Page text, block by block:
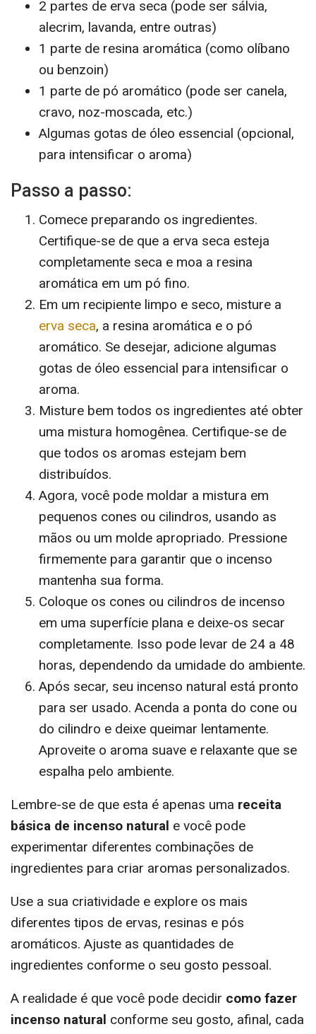
2 partes de erva seca (pode ser sálvia,
alecrim, lavanda, entre outras)
1 parte de resina aromática (como olíbano
ou benzoin)
1 parte de pó aromático (pode ser canela,
cravo, noz-moscada, etc.)
Algumas gotas de óleo essencial (opcional,
para intensificar o aroma)
Passo a passo:
Comece preparando os ingredientes.
Certifique-se de que a erva seca esteja
completamente seca e moa a resina
aromática em um pó fino.
Em um recipiente limpo e seco, misture a
erva seca, a resina aromática e o pó
aromático. Se desejar, adicione algumas
gotas de óleo essencial para intensificar o
aroma.
Misture bem todos os ingredientes até obter
uma mistura homogênea. Certifique-se de
que todos os aromas estejam bem
distribuídos.
Agora, você pode moldar a mistura em
pequenos cones ou cilindros, usando as
mãos ou um molde apropriado. Pressione
firmemente para garantir que o incenso
mantenha sua forma.
Coloque os cones ou cilindros de incenso
em uma superfície plana e deixe-os secar
completamente. Isso pode levar de 24 a 48
horas, dependendo da umidade do ambiente.
Após secar, seu incenso natural está pronto
para ser usado. Acenda a ponta do cone ou
do cilindro e deixe queimar lentamente.
Aproveite o aroma suave e relaxante que se
espalha pelo ambiente.
Lembre-se de que esta é apenas uma receita
básica de incenso natural e você pode
experimentar diferentes combinações de
ingredientes para criar aromas personalizados.
Use a sua criatividade e explore os mais
diferentes tipos de ervas, resinas e pós
aromáticos. Ajuste as quantidades de
ingredientes conforme o seu gosto pessoal.
A realidade é que você pode decidir como fazer
incenso natural conforme seu gosto, afinal, cada